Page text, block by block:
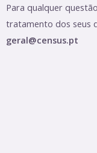
Para qualquer
tratamento dos seus
geral@census.pt